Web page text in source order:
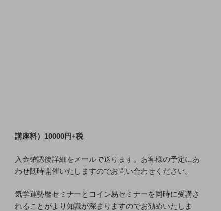
講座料）10000円+税
入金確認後詳細をメールで送ります。お客様の予定にあ
わせ随時開催いたしますのでお問い合わせください。
気学運勢暦セミナーとコイン易セミナーを同時に受講さ
れることがより知識が深まりますのでお勧めいたしま